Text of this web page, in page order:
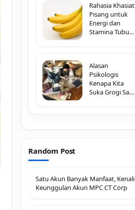
Rahasia Khasiat
Pisang untuk
Energi dan
Stamina Tubuh
Alasan
Psikologis
Kenapa Kita
Suka Grogi Saat
Random Post
Satu Akun Banyak Manfaat, Kenali
Keunggulan Akun MPC CT Corp